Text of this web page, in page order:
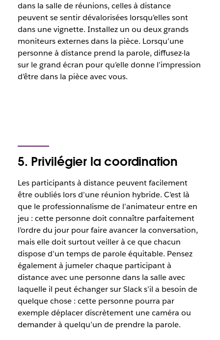
dans la salle de réunions, celles à distance
peuvent se sentir dévalorisées lorsqu’elles sont
dans une vignette. Installez un ou deux grands
moniteurs externes dans la pièce. Lorsqu’une
personne à distance prend la parole, diffusez-la
sur le grand écran pour qu’elle donne l’impression
d’être dans la pièce avec vous.
5. Privilégier la coordination
Les participants à distance peuvent facilement
être oubliés lors d’une réunion hybride. C’est là
que le professionnalisme de l’animateur entre en
jeu : cette personne doit connaître parfaitement
l’ordre du jour pour faire avancer la conversation,
mais elle doit surtout veiller à ce que chacun
dispose d’un temps de parole équitable. Pensez
également à jumeler chaque participant à
distance avec une personne dans la salle avec
laquelle il peut échanger sur Slack s’il a besoin de
quelque chose : cette personne pourra par
exemple déplacer discrètement une caméra ou
demander à quelqu’un de prendre la parole.